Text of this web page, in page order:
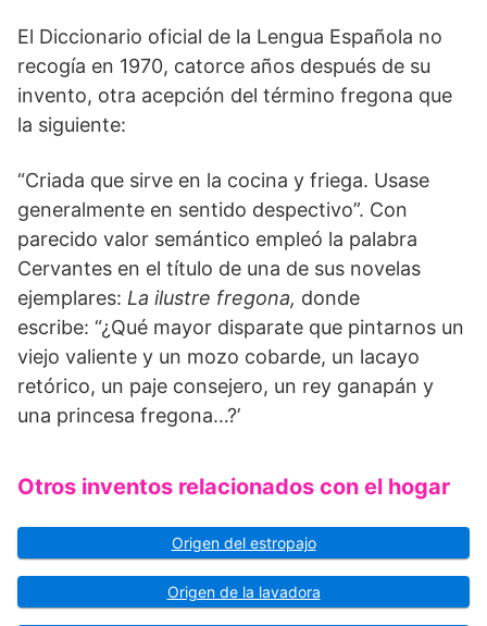
El Diccionario oficial de la Lengua Española no
recogía en 1970, catorce años después de su
invento, otra acepción del término fregona que
la siguiente:
“Criada que sirve en la cocina y friega. Usase
generalmente en sentido despectivo”. Con
parecido valor semántico empleó la palabra
Cervantes en el título de una de sus novelas
ejemplares: La ilustre fregona, donde
escribe: “¿Qué mayor disparate que pintarnos un
viejo valiente y un mozo cobarde, un lacayo
retórico, un paje consejero, un rey ganapán y
una princesa fregona…?’
Otros inventos relacionados con el hogar
Origen del estropajo
Origen de la lavadora